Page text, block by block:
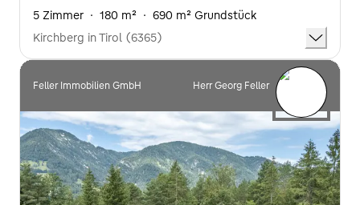
5 Zimmer · 180 m² · 690 m² Grundstück
Kirchberg in Tirol (6365)
Feller Immobilien GmbH Herr Georg Feller